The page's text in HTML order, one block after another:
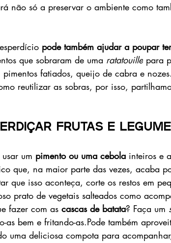
não só a preservar o ambiente como
pode também ajudar a poupar
que sobraram de uma ratatouille para
pimentos fatiados, queijo de cabra e
reutilizar as sobras, por isso,
frutas e
um pimento ou uma cebola inteiros e
que, na maior parte das vezes, acaba
que isso aconteça, corte os restos em
prato de vegetais salteados como
fazer com as cascas de batata? Faça um
as bem e fritando-as.​Pode também
uma deliciosa compota para